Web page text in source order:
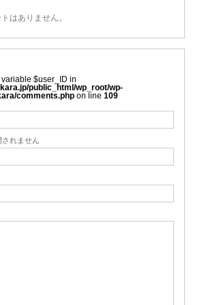
はありません。
variable $user_ID in
public_html/wp_root/wp-
comments.phpon line 109
れません